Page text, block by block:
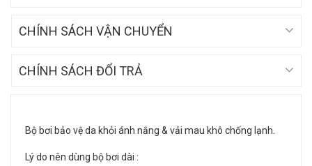
CHÍNH SÁCH VẬN CHUYỂN
CHÍNH SÁCH ĐỔI TRẢ
Bộ bơi bảo vệ da khỏi ánh nắng & vải mau khô chống lạnh.
Lý do nên dùng bộ bơi dài :